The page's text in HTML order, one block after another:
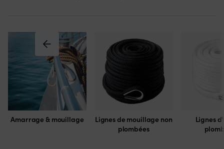
Amarrage & mouillage
Lignes de mouillage non
plombées
Lignes